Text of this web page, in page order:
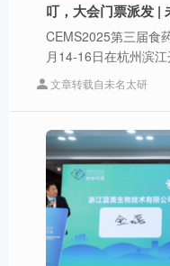
CEMS2025第三届食
月14-16日在杭州滨江
文章转载自未名太研